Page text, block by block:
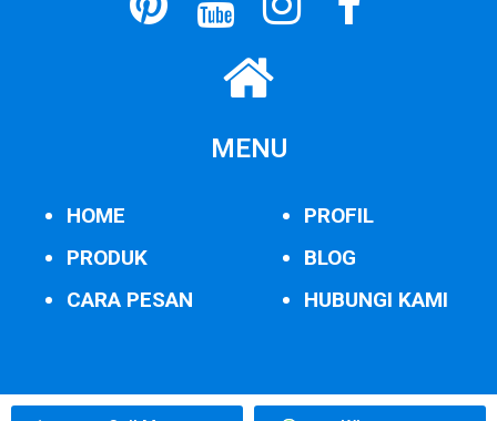
MENU
HOME
PRODUK
CARA PESAN
PROFIL
BLOG
HUBUNGI KAMI